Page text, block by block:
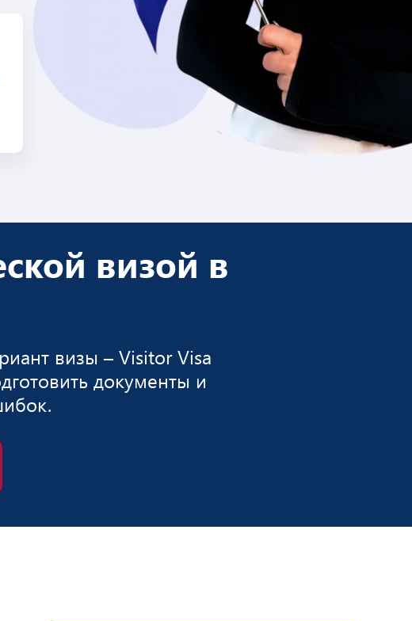
визой в
визы – Visitor Visa
документы и